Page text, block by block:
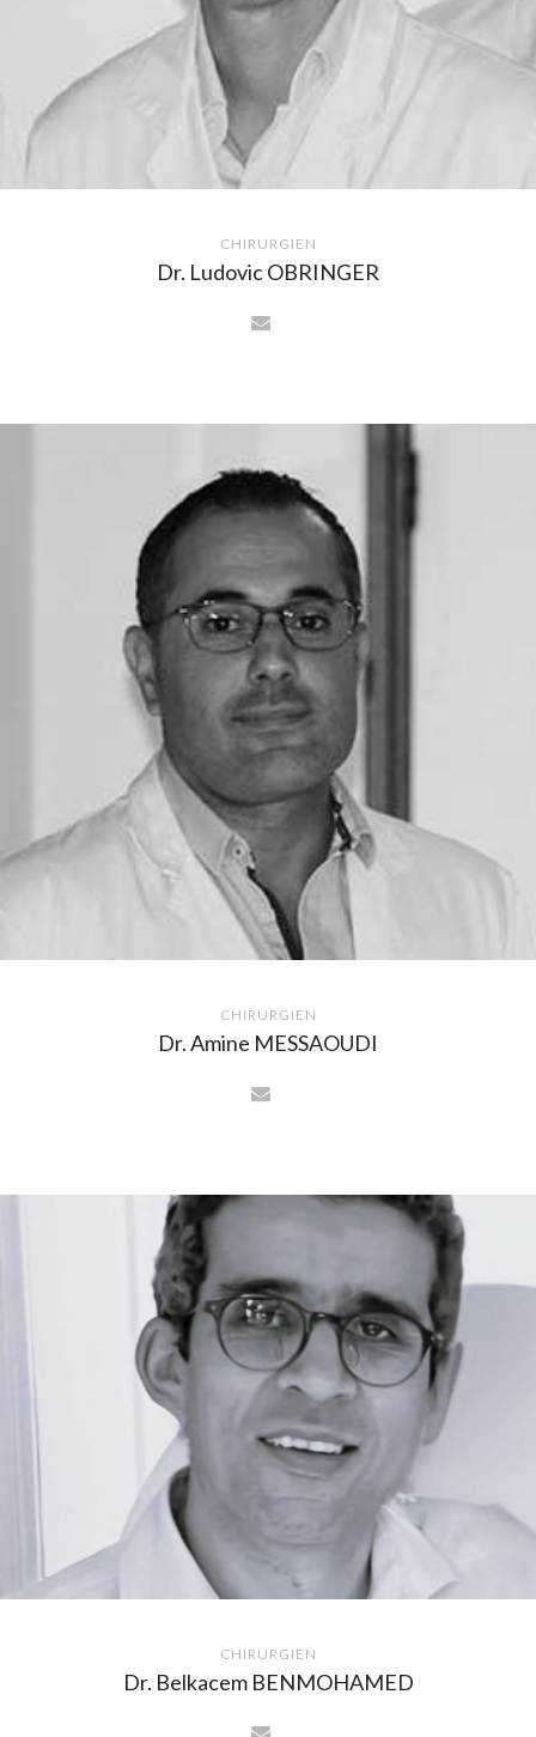
CHIRURGIEN
Dr. Ludovic OBRINGER
CHIRURGIEN
Dr. Amine MESSAOUDI
CHIRURGIEN
Dr. Belkacem BENMOHAMED